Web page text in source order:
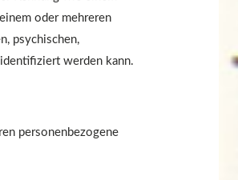
oder mehreren
psychischen,
werden kann.
personenbezogene